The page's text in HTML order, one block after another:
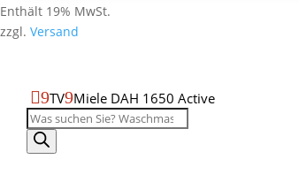
als
PDF
drucken
Enthält 19% MwSt.
zzgl. Versand
9TV9Miele DAH 1650 Active
Produktsuche